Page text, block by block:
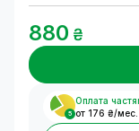
880 ₴
5
Оплата
от 176 ₴/мес.